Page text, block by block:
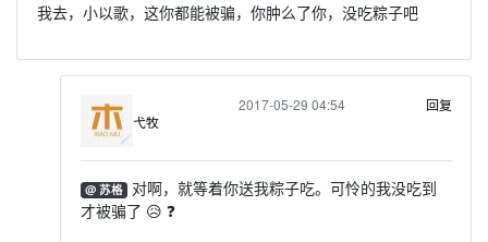
我去，小以歌，这你都能被骗，你肿么了你，没吃粽子吧
弋牧
2017-05-29 04:54 回复
@ 苏格 对啊，就等着你送我粽子吃。可怜的我没吃到
才被骗了 😥 ❓